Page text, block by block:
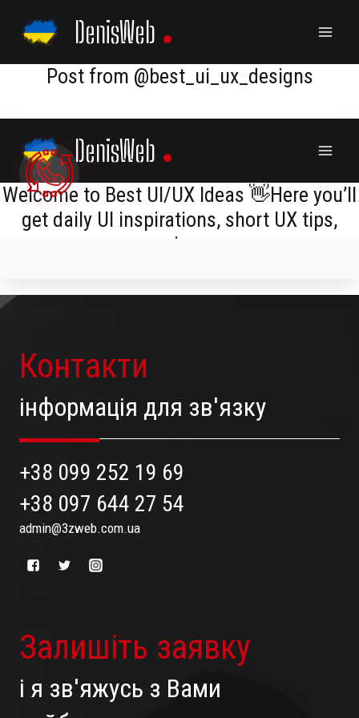
content
DenisWeb
Post from @best_ui_ux_designs
Контакти
інформація для зв'язку
+38 099 252 19 69
+38 097 644 27 54
admin@3zweb.com.ua
Залишіть заявку
і я зв'яжусь з Вами